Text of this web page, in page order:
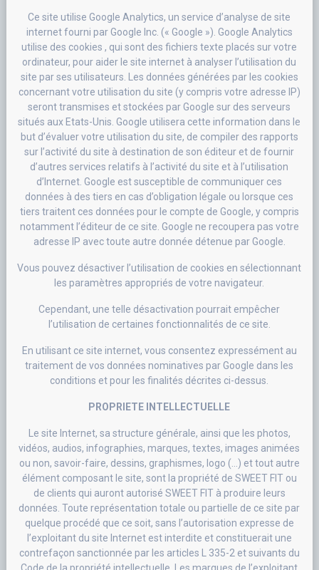
Ce site utilise Google Analytics, un service d’analyse de site
internet fourni par Google Inc. (« Google »). Google Analytics
utilise des cookies , qui sont des fichiers texte placés sur votre
ordinateur, pour aider le site internet à analyser l’utilisation du
site par ses utilisateurs. Les données générées par les cookies
concernant votre utilisation du site (y compris votre adresse IP)
seront transmises et stockées par Google sur des serveurs
situés aux Etats-Unis. Google utilisera cette information dans le
but d’évaluer votre utilisation du site, de compiler des rapports
sur l’activité du site à destination de son éditeur et de fournir
d’autres services relatifs à l’activité du site et à l’utilisation
d’Internet. Google est susceptible de communiquer ces
données à des tiers en cas d’obligation légale ou lorsque ces
tiers traitent ces données pour le compte de Google, y compris
notamment l’éditeur de ce site. Google ne recoupera pas votre
adresse IP avec toute autre donnée détenue par Google.
Vous pouvez désactiver l’utilisation de cookies en sélectionnant
les paramètres appropriés de votre navigateur.
Cependant, une telle désactivation pourrait empêcher
l’utilisation de certaines fonctionnalités de ce site.
En utilisant ce site internet, vous consentez expressément au
traitement de vos données nominatives par Google dans les
conditions et pour les finalités décrites ci-dessus.
PROPRIETE INTELLECTUELLE
Le site Internet, sa structure générale, ainsi que les photos,
vidéos, audios, infographies, marques, textes, images animées
ou non, savoir-faire, dessins, graphismes, logo (…) et tout autre
élément composant le site, sont la propriété de SWEET FIT ou
de clients qui auront autorisé SWEET FIT à produire leurs
données. Toute représentation totale ou partielle de ce site par
quelque procédé que ce soit, sans l’autorisation expresse de
l’exploitant du site Internet est interdite et constituerait une
contrefaçon sanctionnée par les articles L 335-2 et suivants du
Code de la propriété intellectuelle. Les marques de l’exploitant